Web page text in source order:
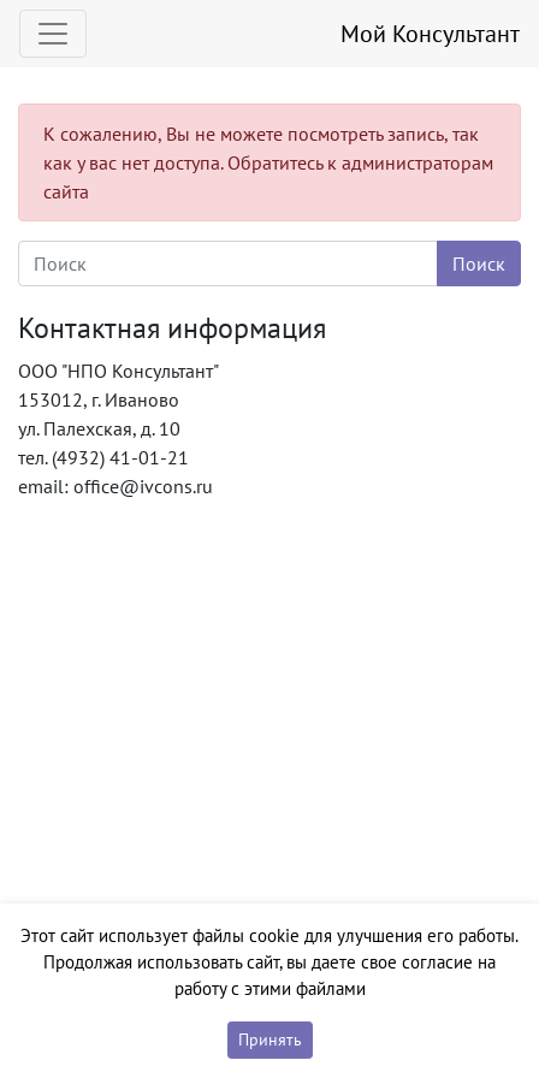
Мой Консультант
К сожалению, Вы не можете посмотреть запись, так
как у вас нет доступа. Обратитесь к администраторам
сайта
Контактная информация
ООО "НПО Консультант"
153012, г. Иваново
ул. Палехская, д. 10
тел. (4932) 41-01-21
email: office@ivcons.ru
Этот сайт использует файлы cookie для улучшения его работы.
Продолжая использовать сайт, вы даете свое согласие на
работу с этими файлами
Принять